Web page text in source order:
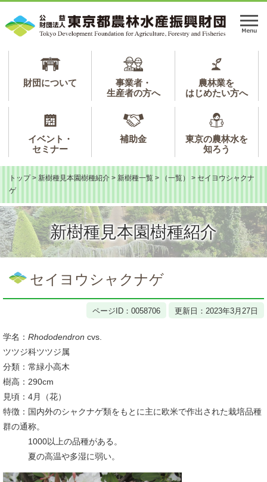
ジ
ュ
メ
財団について
事業者・
生産者の方へ
農林業を
はじめたい方へ
イベント・
セミナー
補助金
東京の農林水を
知ろう
トップ > 新樹種見本園樹種紹介 > 新樹種一覧 > （一覧） > セイヨウシャクナ
ゲ
新樹種見本園樹種紹介
文
セイヨウシャクナゲ
ページID：0058706 更新日：2023年3月27日
学名： Rhododendron cvs.
ツツジ科ツツジ属
分類：常緑小高木
樹高：290cm
見頃：4月（花）
特徴：国内外のシャクナゲ類をもとに主に欧米で作出された栽培品種
群の通称。
1000以上の品種がある。
夏の高温や多湿に弱い。